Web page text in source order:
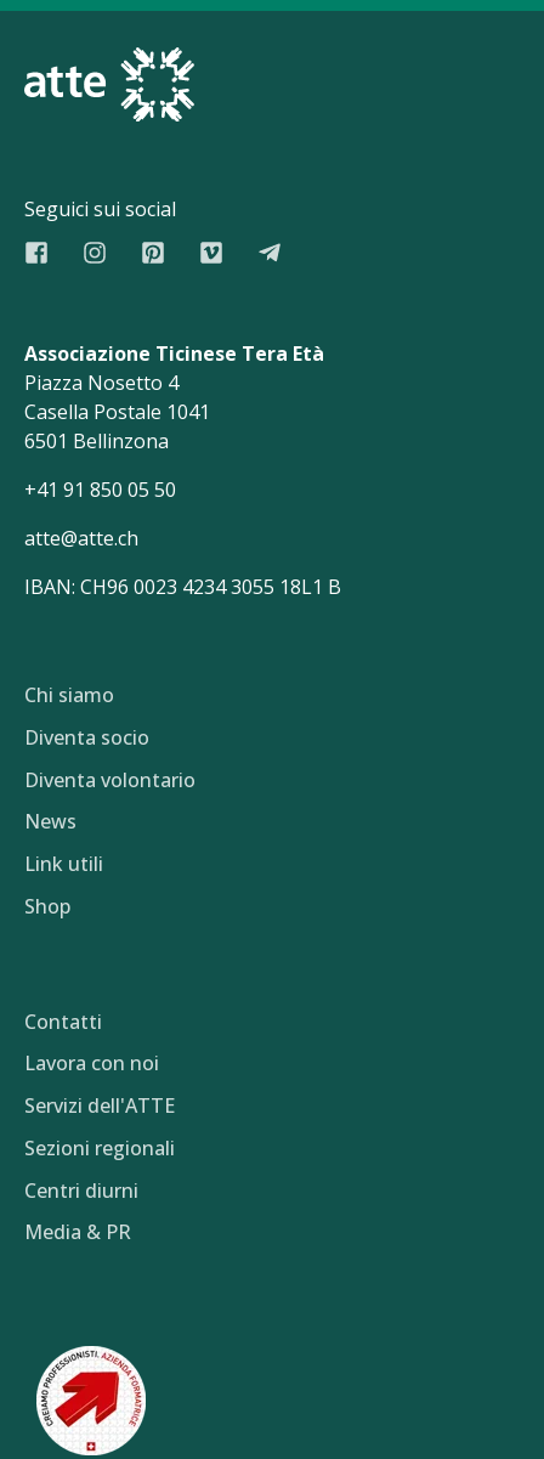
Seguici sui social
Associazione Ticinese Tera Età
Piazza Nosetto 4
Casella Postale 1041
6501 Bellinzona
+41 91 850 05 50
atte@atte.ch
IBAN: CH96 0023 4234 3055 18L1 B
Chi siamo
Diventa socio
Diventa volontario
News
Link utili
Shop
Contatti
Lavora con noi
Servizi dell'ATTE
Sezioni regionali
Centri diurni
Media & PR